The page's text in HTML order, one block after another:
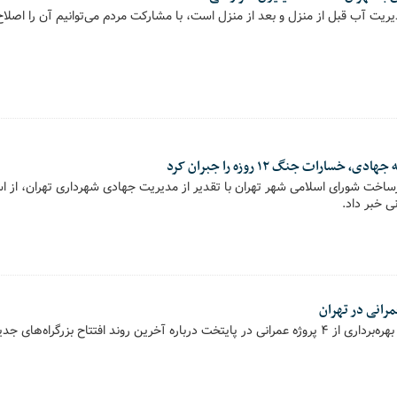
آب قبل از منزل و بعد از منزل است، با مشارکت مردم می‌توانیم آن را
جنگ ۱۲ روزه را جبران کرد
شورای اسلامی شهر تهران با تقدیر از مدیریت جهادی شهرداری تهران،
بزرگراه‌های جدید توضیحاتی ارائه داد.